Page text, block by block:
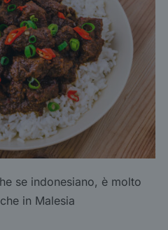
se indonesiano, è molto
in Malesia